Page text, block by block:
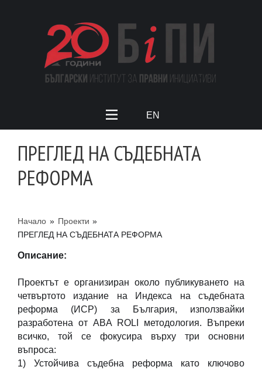
EN
ПРЕГЛЕД НА СЪДЕБНАТА
РЕФОРМА
Начало » Проекти »
ПРЕГЛЕД НА СЪДЕБНАТА РЕФОРМА
Описание:
Проектът е организиран околo публикуването на
четвъртото издание на Индекса на съдебната
реформа (ИСР) за България, използвайки
разработена от ABA ROLI методология. Въпреки
всичко, той се фокусира върху три основни
въпроса:
1) Устойчива съдебна реформа като ключово